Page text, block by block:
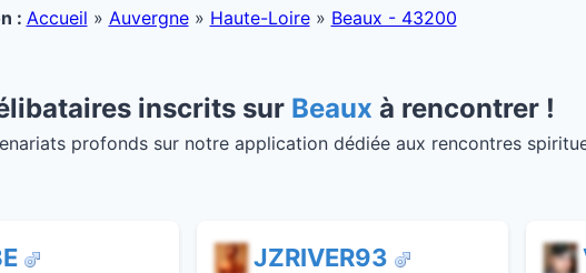
: Accueil » Auvergne» Haute-Loire» Beaux - 43200
inscrits sur Beaux à rencontrer !
profonds sur notre application dédiée aux rencontres
JZRIVER93